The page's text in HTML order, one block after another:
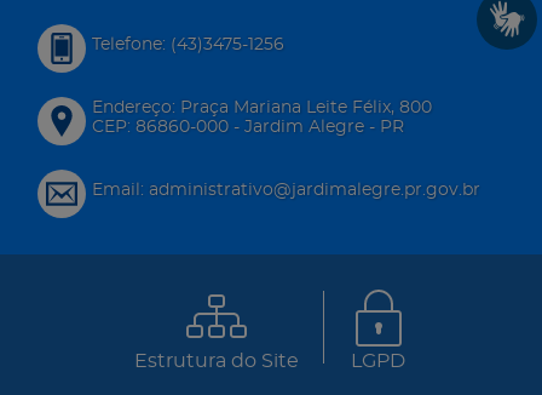
Telefone: (43)3475-1256
Endereço: Praça Mariana Leite Félix, 800
CEP: 86860-000 - Jardim Alegre - PR
Email: administrativo@jardimalegre.pr.gov.br
Estrutura do Site LGPD